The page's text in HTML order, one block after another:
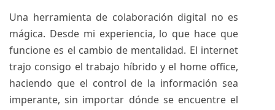
Una herramienta de colaboración digital no es
mágica. Desde mi experiencia, lo que hace que
funcione es el cambio de mentalidad. El internet
trajo consigo el trabajo híbrido y el home office,
haciendo que el control de la información sea
imperante, sin importar dónde se encuentre el